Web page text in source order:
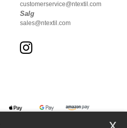
customerservice@ntextil.com
Salg
sales@ntextil.com